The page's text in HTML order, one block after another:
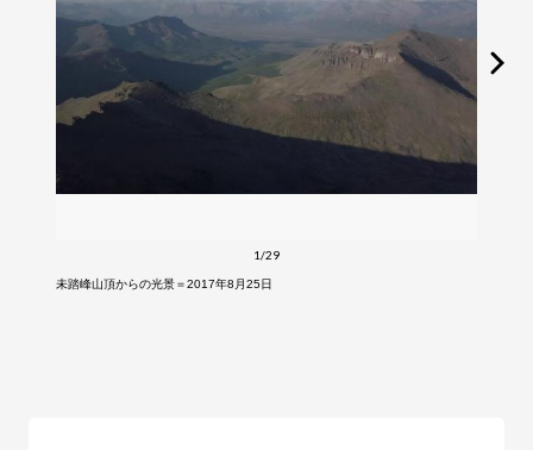
1/29
未踏峰山頂からの光景＝2017年8月25日